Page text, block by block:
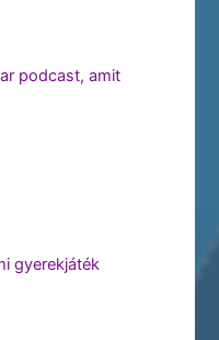
podcast, amit
gyerekjáték